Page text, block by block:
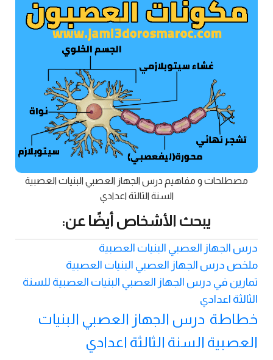
مصطلحات و مفاهيم درس الجهاز العصبي البنيات العصبية
السنة الثالثة اعدادي
يبحث الأشخاص أيضًا عن:
درس الجهاز العصبي البنيات العصبية
ملخص درس الجهاز العصبي البنيات العصبية
تمارين في درس الجهاز العصبي البنيات العصبية للسنة
الثالثة اعدادي
خطاطة درس الجهاز العصبي البنيات
العصبية السنة الثالثة اعدادي